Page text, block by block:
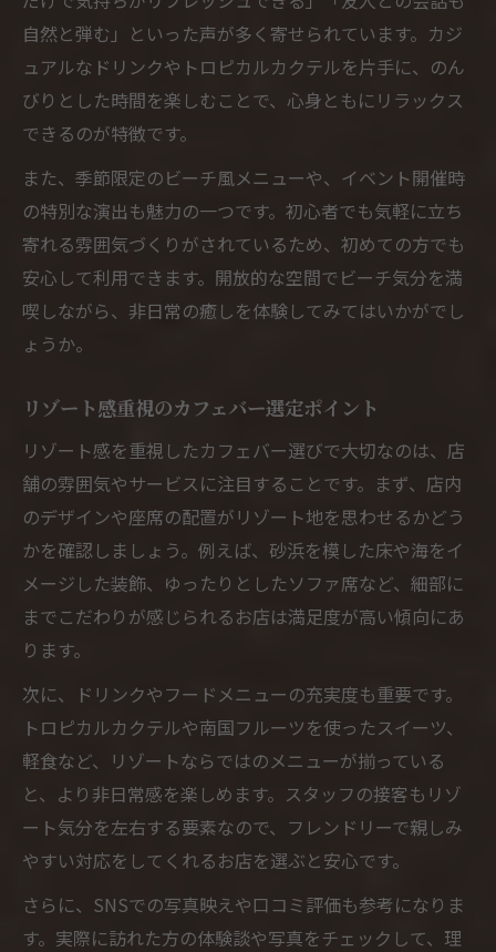
自然と弾む」といった声が多く寄せられています。カジ
ュアルなドリンクやトロピカルカクテルを片手に、のん
びりとした時間を楽しむことで、心身ともにリラックス
できるのが特徴です。
また、季節限定のビーチ風メニューや、イベント開催時
の特別な演出も魅力の一つです。初心者でも気軽に立ち
寄れる雰囲気づくりがされているため、初めての方でも
安心して利用できます。開放的な空間でビーチ気分を満
喫しながら、非日常の癒しを体験してみてはいかがでし
ょうか。
リゾート感重視のカフェバー選定ポイント
リゾート感を重視したカフェバー選びで大切なのは、店
舗の雰囲気やサービスに注目することです。まず、店内
のデザインや座席の配置がリゾート地を思わせるかどう
かを確認しましょう。例えば、砂浜を模した床や海をイ
メージした装飾、ゆったりとしたソファ席など、細部に
までこだわりが感じられるお店は満足度が高い傾向にあ
ります。
次に、ドリンクやフードメニューの充実度も重要です。
トロピカルカクテルや南国フルーツを使ったスイーツ、
軽食など、リゾートならではのメニューが揃っている
と、より非日常感を楽しめます。スタッフの接客もリゾ
ート気分を左右する要素なので、フレンドリーで親しみ
やすい対応をしてくれるお店を選ぶと安心です。
さらに、SNSでの写真映えや口コミ評価も参考になりま
す。実際に訪れた方の体験談や写真をチェックして、理